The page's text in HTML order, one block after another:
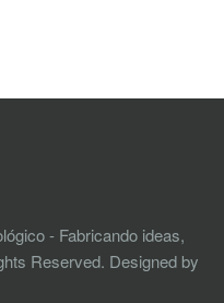
- Fabricando ideas,
Reserved. Designed by